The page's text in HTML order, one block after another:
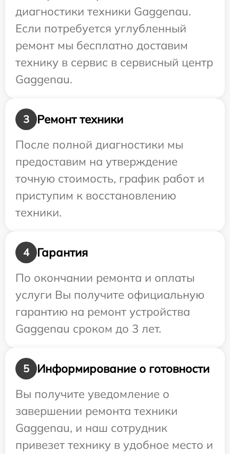
диагностики техники Gaggenau.
Если потребуется углубленный
ремонт мы бесплатно доставим
технику в сервис в сервисный центр
Gaggenau.
3
Ремонт техники
После полной диагностики мы
предоставим на утверждение
точную стоимость, график работ и
приступим к восстановлению
техники.
4
Гарантия
По окончании ремонта и оплаты
услуги Вы получите официальную
гарантию на ремонт устройства
Gaggenau сроком до 3 лет.
5
Информирование о готовности
Вы получите уведомление о
завершении ремонта техники
Gaggenau, и наш сотрудник
привезет технику в удобное место и